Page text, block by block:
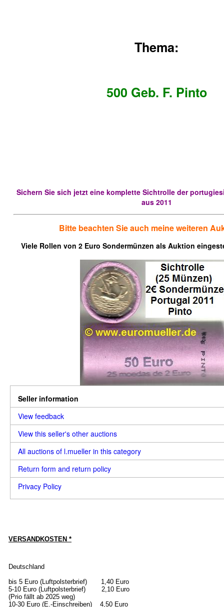
Thema:
500 Geb. F. Pinto
Sichern Sie sich jetzt eine komplette Sichtrolle der
aus 2011
Bitte beachten Sie auch meine weiteren
Viele Rollen von 2 Euro Sondermünzen als Auktion
Seller information
View feedback
View this seller's other auctions
All auctions of l.mueller in this category
Return form and return policy
Privacy Policy
VERSANDKOSTEN *
Deutschland
bis 5 Euro (Luftpolsterbrief) 1,40 Euro
5-10 Euro (Luftpolsterbrief) 2,10 Euro
(Prio fällt ab 2025 weg)
10-30 Euro (E.-Einschreiben) 4,50 Euro